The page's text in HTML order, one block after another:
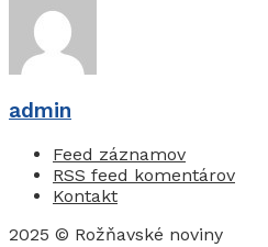
admin
Feed záznamov
RSS feed komentárov
Kontakt
2025 © Rožňavské noviny